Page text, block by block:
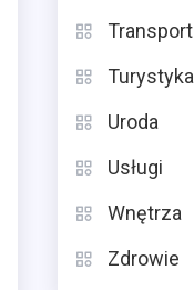
Transport
Turystyka
Uroda
Usługi
Wnętrza
Zdrowie